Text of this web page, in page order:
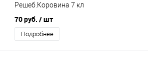
Решеб.Коровина 7 кл
70 руб. / шт
Подробнее